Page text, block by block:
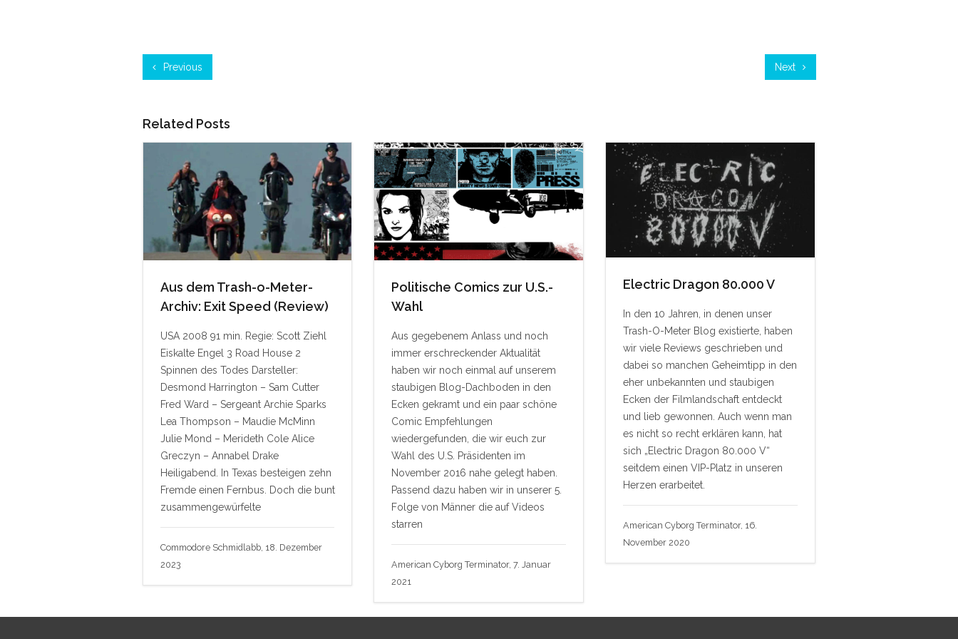
Previous Next
Related Posts
Aus dem Trash-o-Meter-
Archiv: Exit Speed (Review)
USA 2008 91 min. Regie: Scott Ziehl
Eiskalte Engel 3 Road House 2
Spinnen des Todes Darsteller:
Desmond Harrington – Sam Cutter
Fred Ward – Sergeant Archie Sparks
Lea Thompson – Maudie McMinn
Julie Mond – Merideth Cole Alice
Greczyn – Annabel Drake
Heiligabend. In Texas besteigen zehn
Fremde einen Fernbus. Doch die bunt
zusammengewürfelte
Commodore Schmidlabb, 18. Dezember
2023
Politische Comics zur U.S.-
Wahl
Aus gegebenem Anlass und noch
immer erschreckender Aktualität
haben wir noch einmal auf unserem
staubigen Blog-Dachboden in den
Ecken gekramt und ein paar schöne
Comic Empfehlungen
wiedergefunden, die wir euch zur
Wahl des U.S. Präsidenten im
November 2016 nahe gelegt haben.
Passend dazu haben wir in unserer 5.
Folge von Männer die auf Videos
starren
American Cyborg Terminator, 7. Januar
2021
Electric Dragon 80.000 V
In den 10 Jahren, in denen unser
Trash-O-Meter Blog existierte, haben
wir viele Reviews geschrieben und
dabei so manchen Geheimtipp in den
eher unbekannten und staubigen
Ecken der Filmlandschaft entdeckt
und lieb gewonnen. Auch wenn man
es nicht so recht erklären kann, hat
sich „Electric Dragon 80.000 V“
seitdem einen VIP-Platz in unseren
Herzen erarbeitet.
American Cyborg Terminator, 16.
November 2020